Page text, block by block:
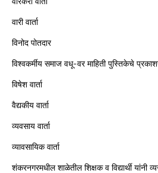
वारी वार्ता
विनोद पोतदार
विश्वकर्मीय समाज वधू-वर माहिती पुस्तिकेचे
विषेश वार्ता
वैद्यकीय वार्ता
व्यवसाय वार्ता
व्यावसायिक वार्ता
शंकरनगरमधील शाळेतील शिक्षक व विद्यार्थी यांनी